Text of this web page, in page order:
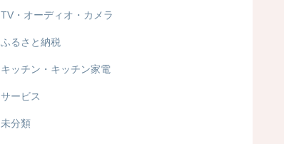
TV・オーディオ・カメラ
ふるさと納税
キッチン・キッチン家電
サービス
未分類